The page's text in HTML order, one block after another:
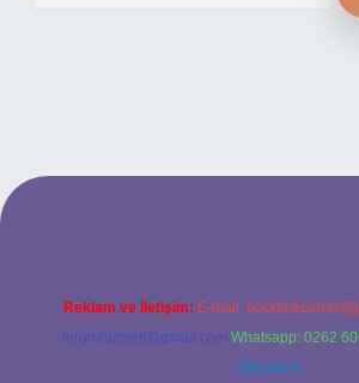
Reklam ve İletişim: E-mail:
forumhizmeti@gmail.com Whatsapp: 0262
@karabul